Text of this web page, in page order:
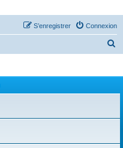
Connexion
S’enregistrer
h